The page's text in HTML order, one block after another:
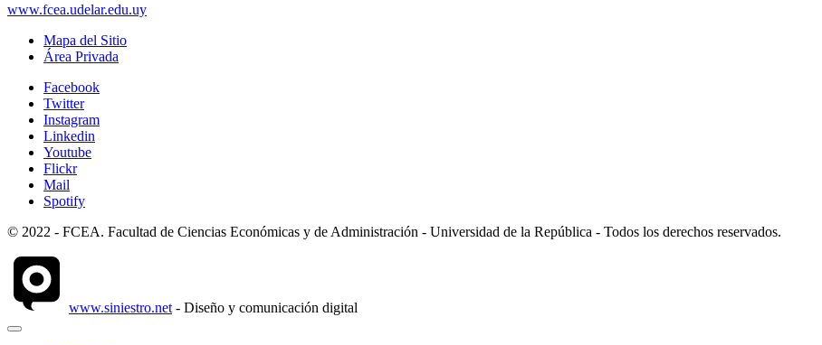
www.fcea.udelar.edu.uy
Mapa del Sitio
Área Privada
Facebook
Twitter
Instagram
Linkedin
Youtube
Flickr
Mail
Spotify
© 2022 - FCEA. Facultad de Ciencias Económicas y de Administración - Universidad de la República - Todos los derechos reservados.
www.siniestro.net - Diseño y comunicación digital